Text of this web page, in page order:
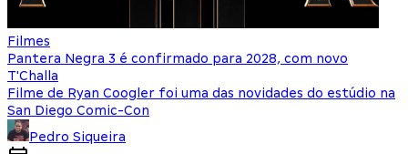
Filmes
Pantera Negra 3 é confirmado para 2028, com novo
T'Challa
Filme de Ryan Coogler foi uma das novidades do estúdio na
San Diego Comic-Con
Pedro Siqueira